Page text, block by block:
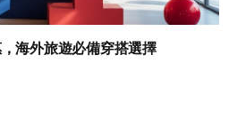
海外旅遊必備穿搭選擇